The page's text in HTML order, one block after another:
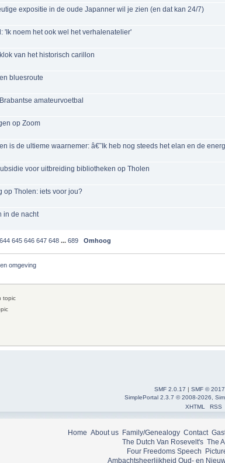
expositie in de oude Japanner wil je zien (en dat kan 24/7)
'Ik noem het ook wel het verhalenatelier'
van het historisch carillon
bluesroute
amateurvoetbal
op Zoom
is de ultieme waarnemer: â€˜Ik heb nog steeds het elan en de
voor uitbreiding bibliotheken op Tholen
Tholen: iets voor jou?
in de nacht
644 645 646 647 648 ...689 Omhoog
omgeving
topic
SMF 2.0.17 | SMF © 2017
SimplePortal 2.3.7 © 2008-2026,
XHTML
RSS
Home About us Family/Genealogy Contact
The Dutch Van Rosevelt's The
Four Freedoms Speech
Ambachtsheerlijkheid Oud- en